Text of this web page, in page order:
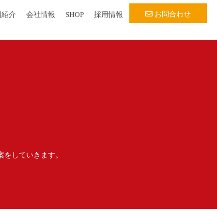
介 会社情報 SHOP 採用情報 お問合わせ
していきます。